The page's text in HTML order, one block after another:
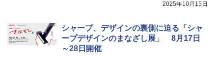
2025年10月15日
シャープ、デザインの裏側に迫る「シャ
ープデザインのまなざし展」 8月17日
～28日開催